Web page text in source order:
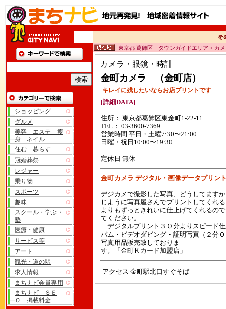
ショッピング
グルメ
美容 エステ 痩
身 ネイル
住む 暮らす
冠婚葬祭
レジャー
乗り物
スポーツ
趣味
スクール・学ぶ・
塾
医療・健康
サービス等
アート
観光・道の駅
求人情報
まちナビ会員専用
まちナビ ＳＥ
Ｏ 掲載料金
東京都 葛飾区 タウンガイドエリア > カ
カメラ・眼鏡・時計
金町カメラ （金町店）
キレイに残したいならお店プリントです
[詳細DATA]
住所： 東京都葛飾区東金町1-22-11
TEL： 03-3600-7369
営業時間 平日・土曜7:30〜21:00
日曜・祝日10:00〜19:30
定休日 無休
金町カメラ デジタル・画像データプリン
デジカメで撮影した写真、どうしてます
じように写真屋さんでプリントしてくれ
よりもずっときれいに仕上げてくれるの
てください。
デジタルプリント３０分よりスピード
バム・ビデオダビング・証明写真（２分
写真用品販売致しておりま
す。「金町Ｋカード加盟店」
アクセス 金町駅北口すぐそば